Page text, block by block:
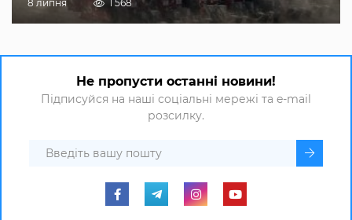
8 липня 1 568
Не пропусти останні новини!
Підписуйся на наші соціальні мережі та e-mail
розсилку.